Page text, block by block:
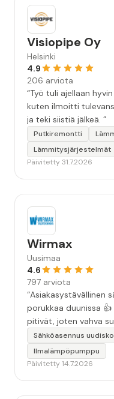
Visiopipe Oy
Helsinki
4.9
206 arviota
“Työ tuli ajellaan
kuten ilmoitti
ja teki siistiä jälkeä. ”
Putkiremontti
Lämmitysjärjestelmät
Päivitetty 31.7.2026
Wirmax
Uusimaa
4.6
797 arviota
“Asiakasystävällinen
porukkaa duunissa 👍 Sovitut aikataulut asenuksille
pitivät, joten vahva
seuraavallakin
Sähköasennus
Ilmalämpöpumppu
Päivitetty 14.7.2026